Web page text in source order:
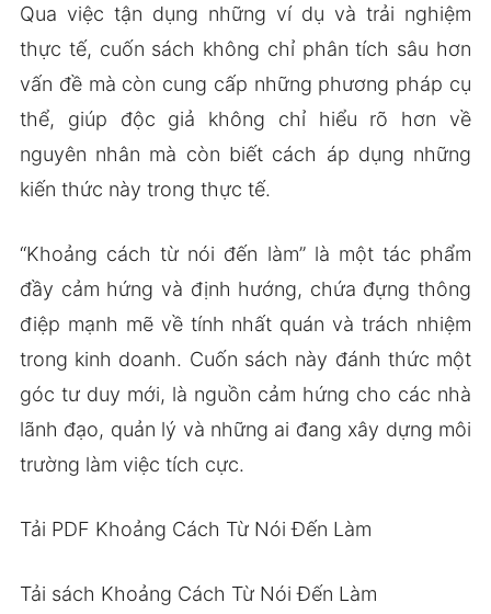
Qua việc tận dụng những ví dụ và trải nghiệm
thực tế, cuốn sách không chỉ phân tích sâu hơn
vấn đề mà còn cung cấp những phương pháp cụ
thể, giúp độc giả không chỉ hiểu rõ hơn về
nguyên nhân mà còn biết cách áp dụng những
kiến thức này trong thực tế.
“Khoảng cách từ nói đến làm” là một tác phẩm
đầy cảm hứng và định hướng, chứa đựng thông
điệp mạnh mẽ về tính nhất quán và trách nhiệm
trong kinh doanh. Cuốn sách này đánh thức một
góc tư duy mới, là nguồn cảm hứng cho các nhà
lãnh đạo, quản lý và những ai đang xây dựng môi
trường làm việc tích cực.
Tải PDF Khoảng Cách Từ Nói Đến Làm
Tải sách Khoảng Cách Từ Nói Đến Làm